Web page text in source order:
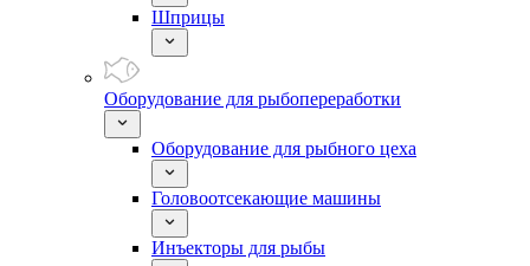
Шприцы
Оборудование для рыбопереработки
Оборудование для рыбного цеха
Головоотсекающие машины
Инъекторы для рыбы